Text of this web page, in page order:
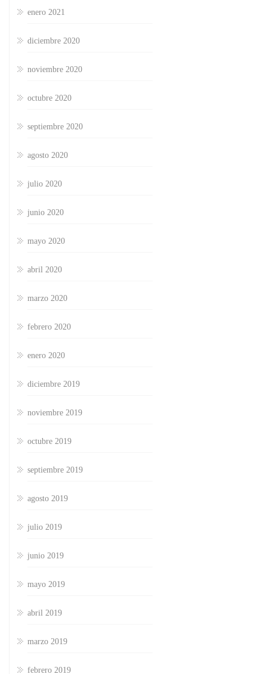
enero 2021
diciembre 2020
noviembre 2020
octubre 2020
septiembre 2020
agosto 2020
julio 2020
junio 2020
mayo 2020
abril 2020
marzo 2020
febrero 2020
enero 2020
diciembre 2019
noviembre 2019
octubre 2019
septiembre 2019
agosto 2019
julio 2019
junio 2019
mayo 2019
abril 2019
marzo 2019
febrero 2019